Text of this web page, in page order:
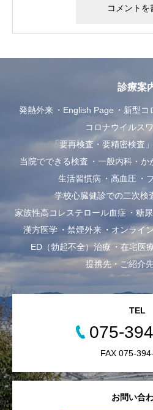
診療案
発熱外来 English Page
新型コ
コロナウイルス
「要再検査・要精密検査
当院でできる検査
一般内科・か
生活習慣病
高血圧
学校心臓健診での二次検
家族性高コレステロール血症
糖
漢方医学
禁煙外来 オンライ
ED（勃起不全）治療
在宅医
提携先・ご紹介
お問い合
TEL
075-
FAX 075-